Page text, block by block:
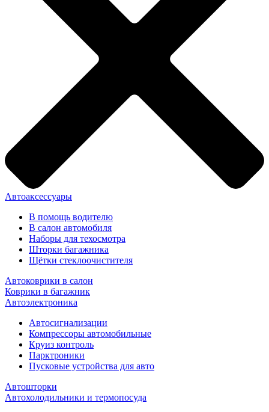
Автоаксессуары
В помощь водителю
В салон автомобиля
Наборы для техосмотра
Шторки багажника
Щётки стеклоочистителя
Автоковрики в салон
Коврики в багажник
Автоэлектроника
Автосигнализации
Компрессоры автомобильные
Круиз контроль
Парктроники
Пусковые устройства для авто
Автошторки
Автохолодильники и термопосуда